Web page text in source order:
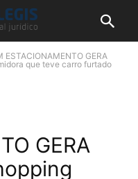
ESTACIONAMENTO GERA
que teve carro furtado
GERA